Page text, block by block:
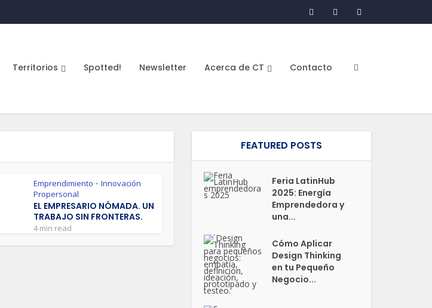
Territorios Spotted! Newsletter Acerca de CT Contacto
Emprendimiento • Innovación
Propersonal
EL EMPRESARIO NÓMADA. UN
TRABAJO SIN FRONTERAS.
4 min read
FEATURED POSTS
Feria LatinHub
2025: Energía
Emprendedora y
una...
Cómo Aplicar
Design Thinking
en tu Pequeño
Negocio...